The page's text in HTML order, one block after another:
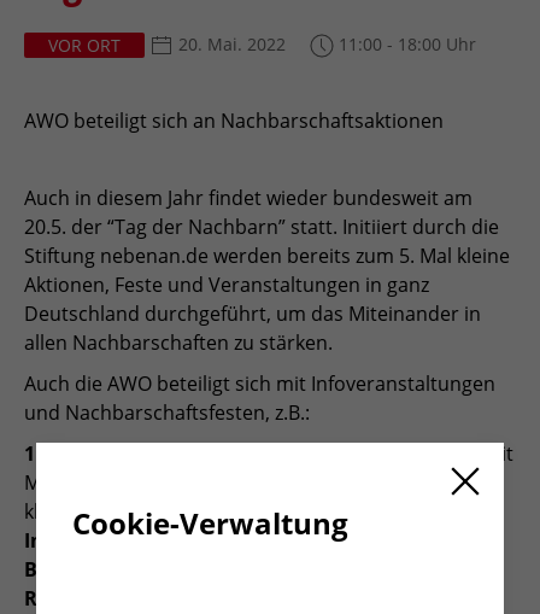
VOR ORT 20. Mai. 2022 11:00 - 18:00 Uhr
AWO beteiligt sich an Nachbarschaftsaktionen
Auch in diesem Jahr findet wieder bundesweit am
20.5. der “Tag der Nachbarn” statt. Initiiert durch die
Stiftung nebenan.de werden bereits zum 5. Mal kleine
Aktionen, Feste und Veranstaltungen in ganz
Deutschland durchgeführt, um das Miteinander in
allen Nachbarschaften zu stärken.
Auch die AWO beteiligt sich mit Infoveranstaltungen
und Nachbarschaftsfesten, z.B.:
11 bis 14 Uhr - Miteinander - Füreinander - Feier
mit
Musik, Getränken, Leckeres vom Grill und Zeit zum
klönen
Internationales Zentrum in Kooperation mit dem
Begegnungs- und Beratungszentrum Moers-
Repelen, Talstr. 12, 47445 Moers
Cookie-Verwaltung